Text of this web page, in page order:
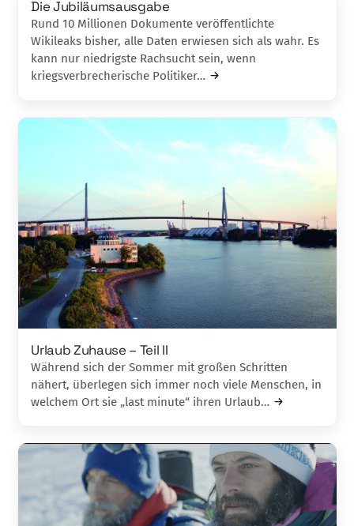
Die Jubiläumsausgabe
Rund 10 Millionen Dokumente veröffentlichte
Wikileaks bisher, alle Daten erwiesen sich als wahr. Es
kann nur niedrigste Rachsucht sein, wenn
kriegsverbrecherische Politiker…
Urlaub Zuhause – Teil II
Während sich der Sommer mit großen Sch­ritten
nähert, überlegen sich immer noch viele Menschen, in
welchem Ort sie „last minute“ ihren Urlaub…